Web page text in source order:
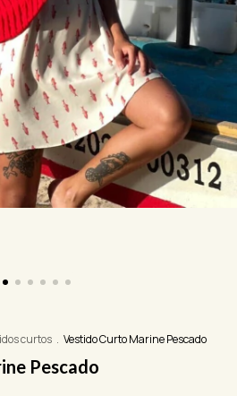
curtos . Vestido Curto Marine Pescado
Pescado